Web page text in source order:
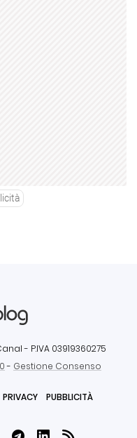
- P.IVA 03919360275
- Gestione Consenso
PRIVACY PUBBLICITÀ